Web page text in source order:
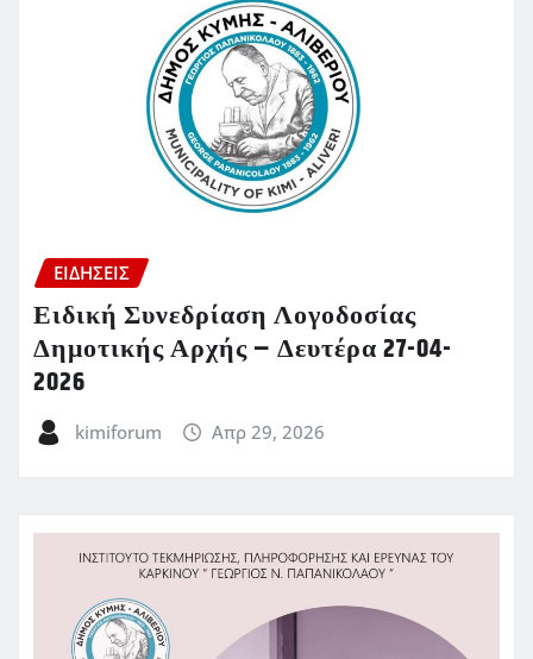
ΕΙΔΗΣΕΙΣ
Ειδική Συνεδρίαση Λογοδοσίας
Δημοτικής Αρχής – Δευτέρα 27-04-
2026
kimiforum Απρ 29, 2026